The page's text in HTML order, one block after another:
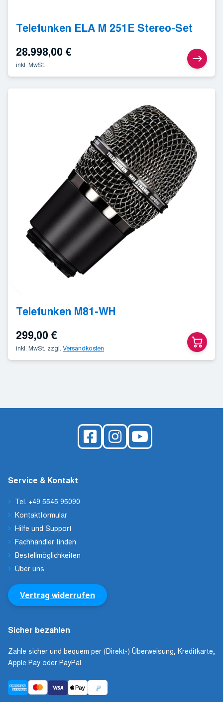
Telefunken ELA M 251E Stereo-Set
28.998,00 €
inkl. MwSt.
Telefunken M81-WH
299,00 €
inkl. MwSt. zzgl. Versandkosten
Service & Kontakt
Tel. +49 5545 95090
Kontaktformular
Hilfe und Support
Fachhändler finden
Bestellmöglichkeiten
Über uns
Vertrag widerrufen
Sicher bezahlen
Zahle sicher und bequem per (Direkt-) Überweisung, Kreditkarte,
Apple Pay oder PayPal.